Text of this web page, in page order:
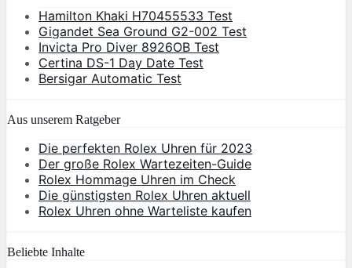
Hamilton Khaki H70455533 Test
Gigandet Sea Ground G2-002 Test
Invicta Pro Diver 8926OB Test
Certina DS-1 Day Date Test
Bersigar Automatic Test
Aus unserem Ratgeber
Die perfekten Rolex Uhren für 2023
Der große Rolex Wartezeiten-Guide
Rolex Hommage Uhren im Check
Die günstigsten Rolex Uhren aktuell
Rolex Uhren ohne Warteliste kaufen
Beliebte Inhalte